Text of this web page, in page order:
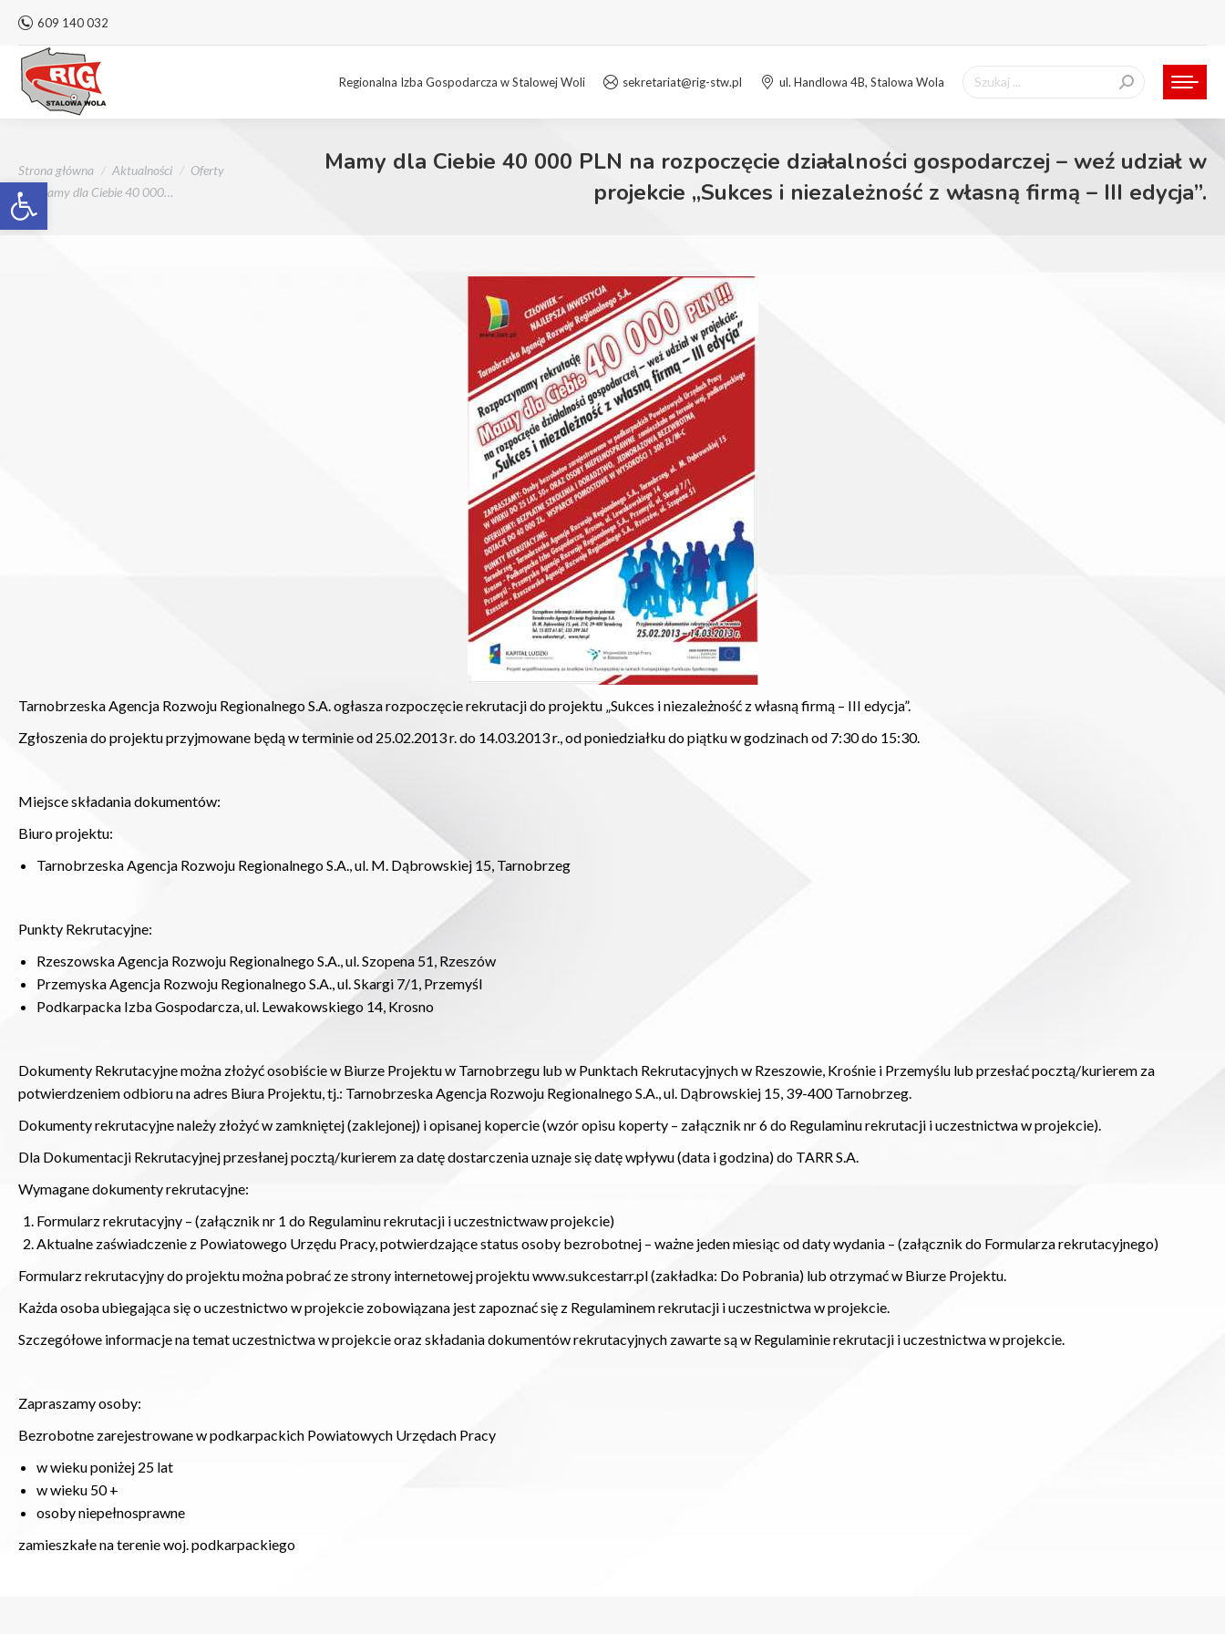
Otwórz pasek narzędzi
609 140 032
Regionalna Izba Gospodarcza w Stalowej Woli sekretariat@rig-stw.pl ul. Handlowa 4B, Stalowa Wola Szukaj:
Jesteś tutaj:
Strona główna Aktualności
Oferty
Mamy dla Ciebie 40 000…
Mamy dla Ciebie 40 000 PLN na rozpoczęcie działalności gospodarczej – weź udział w
projekcie „Sukces i niezależność z własną firmą – III edycja”.
Tarnobrzeska Agencja Rozwoju Regionalnego S.A. ogłasza rozpoczęcie rekrutacji do projektu „Sukces i niezależność z własną firmą – III edycja”.
Zgłoszenia do projektu przyjmowane będą w terminie od 25.02.2013 r. do 14.03.2013 r., od poniedziałku do piątku w godzinach od 7:30 do 15:30.
Miejsce składania dokumentów:
Biuro projektu:
Tarnobrzeska Agencja Rozwoju Regionalnego S.A., ul. M. Dąbrowskiej 15, Tarnobrzeg
Punkty Rekrutacyjne:
Rzeszowska Agencja Rozwoju Regionalnego S.A., ul. Szopena 51, Rzeszów
Przemyska Agencja Rozwoju Regionalnego S.A., ul. Skargi 7/1, Przemyśl
Podkarpacka Izba Gospodarcza, ul. Lewakowskiego 14, Krosno
Dokumenty Rekrutacyjne można złożyć osobiście w Biurze Projektu w Tarnobrzegu lub w Punktach Rekrutacyjnych w Rzeszowie, Krośnie i Przemyślu lub przesłać pocztą/kurierem za
potwierdzeniem odbioru na adres Biura Projektu, tj.: Tarnobrzeska Agencja Rozwoju Regionalnego S.A., ul. Dąbrowskiej 15, 39-400 Tarnobrzeg.
Dokumenty rekrutacyjne należy złożyć w zamkniętej (zaklejonej) i opisanej kopercie (wzór opisu koperty – załącznik nr 6 do Regulaminu rekrutacji i uczestnictwa w projekcie).
Dla Dokumentacji Rekrutacyjnej przesłanej pocztą/kurierem za datę dostarczenia uznaje się datę wpływu (data i godzina) do TARR S.A.
Wymagane dokumenty rekrutacyjne:
Formularz rekrutacyjny – (załącznik nr 1 do Regulaminu rekrutacji i uczestnictwaw projekcie)
Aktualne zaświadczenie z Powiatowego Urzędu Pracy, potwierdzające status osoby bezrobotnej – ważne jeden miesiąc od daty wydania – (załącznik do Formularza rekrutacyjnego)
Formularz rekrutacyjny do projektu można pobrać ze strony internetowej projektu www.sukcestarr.pl (zakładka: Do Pobrania) lub otrzymać w Biurze Projektu.
Każda osoba ubiegająca się o uczestnictwo w projekcie zobowiązana jest zapoznać się z Regulaminem rekrutacji i uczestnictwa w projekcie.
Szczegółowe informacje na temat uczestnictwa w projekcie oraz składania dokumentów rekrutacyjnych zawarte są w Regulaminie rekrutacji i uczestnictwa w projekcie.
Zapraszamy osoby:
Bezrobotne zarejestrowane w podkarpackich Powiatowych Urzędach Pracy
w wieku poniżej 25 lat
w wieku 50 +
osoby niepełnosprawne
zamieszkałe na terenie woj. podkarpackiego